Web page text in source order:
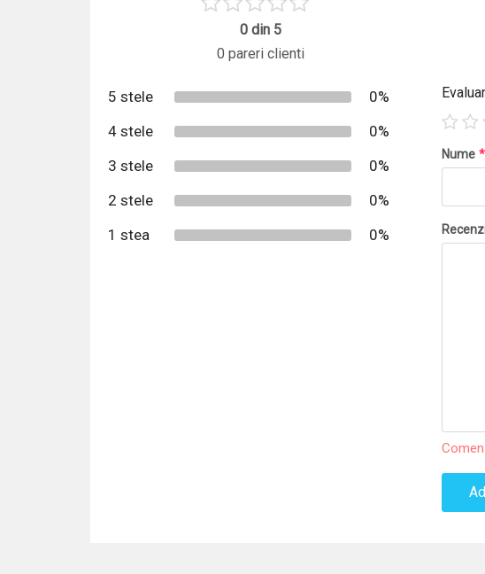
0 din 5
0 pareri clienti
5 stele
0%
4 stele
0%
3 stele
0%
2 stele
0%
1 stea
0%
Nume *